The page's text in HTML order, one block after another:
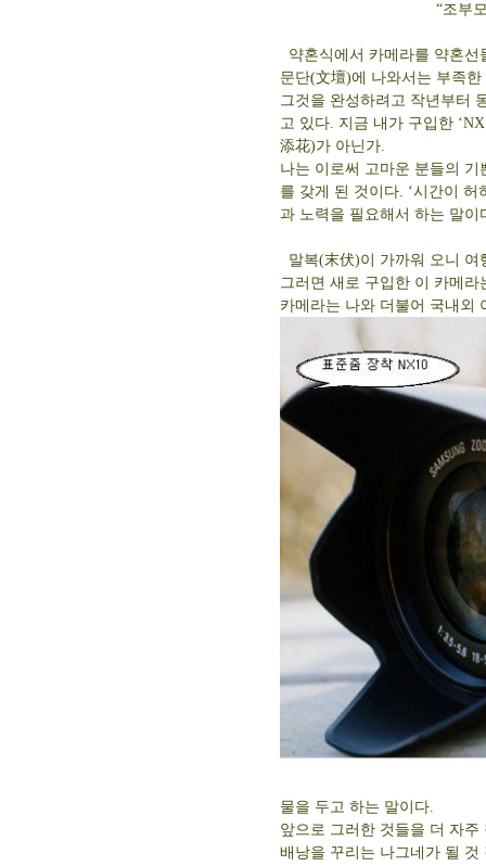
“조부
약혼식에서 카메라를 약혼
문단(文壇)에 나와서는 부족
그것을 완성하려고 작년부터
고 있다. 지금 내가 구입한
添花)가 아닌가.
나는 이로써 고마운 분들의
를 갖게 된 것이다. ‘시간이
과 노력을 필요해서 하는 말
말복(末伏)이 가까워 오니 여
그러면 새로 구입한 이 카메
카메라는 나와 더불어 국내외
물을 두고 하는 말이다.
앞으로 그러한 것들을 더 자
배낭을 꾸리는 나그네가 될 것